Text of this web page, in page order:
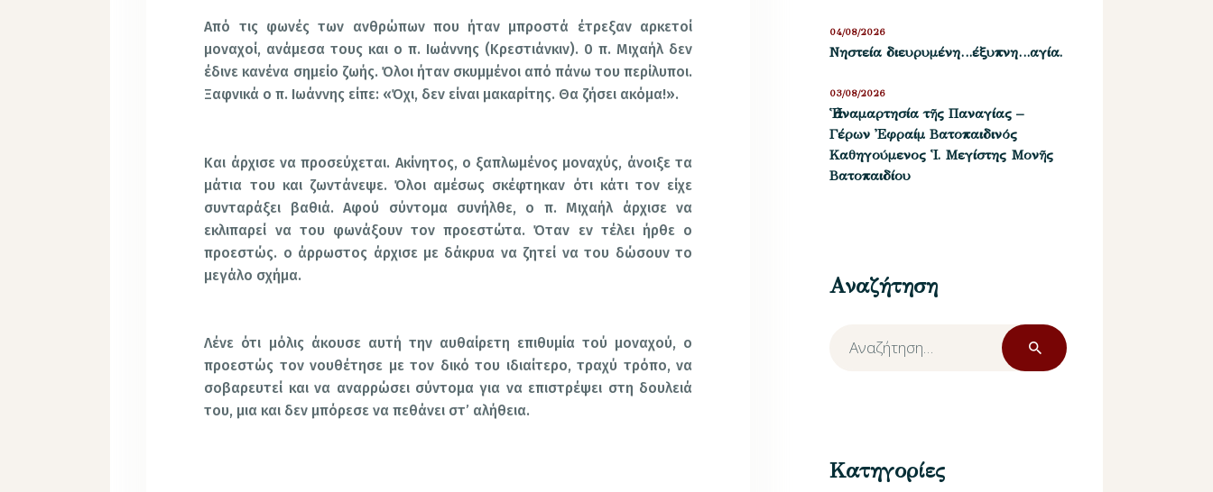
Από τις φωνές των ανθρώπων που ήταν μπροστά έτρεξαν αρκετοί
μοναχοί, ανάμεσα τους και ο π. Ιωάννης (Κρεστιάνκιν). 0 π. Μιχαήλ δεν
έδινε κανένα σημείο ζωής. Όλοι ήταν σκυμμένοι από πάνω του περίλυποι.
Ξαφνικά ο π. Ιωάννης είπε: «Όχι, δεν είναι μακαρίτης. Θα ζήσει ακόμα!».
Και άρχισε να προσεύχεται. Ακίνητος, ο ξαπλωμένος μοναχύς, άνοιξε τα
μάτια του και ζωντάνεψε. Όλοι αμέσως σκέφτηκαν ότι κάτι τον είχε
συνταράξει βαθιά. Αφού σύντομα συνήλθε, ο π. Μιχαήλ άρχισε να
εκλιπαρεί να του φωνάξουν τον προεστώτα. Όταν εν τέλει ήρθε ο
προεστώς. ο άρρωστος άρχισε με δάκρυα να ζητεί να του δώσουν το
μεγάλο σχήμα.
Λένε ότι μόλις άκουσε αυτή την αυθαίρετη επιθυμία τού μοναχού, ο
προεστώς τον νουθέτησε με τον δικό του ιδιαίτερο, τραχύ τρόπο, να
σοβαρευτεί και να αναρρώσει σύντομα για να επιστρέψει στη δουλειά
του, μια και δεν μπόρεσε να πεθάνει στ’ αλήθεια.
Νηστεία διευρυμένη…έξυπνη…αγία.
04/08/2026
Ἡ ἀναμαρτησία τῆς Παναγίας –
Γέρων Ἐφραίμ Βατοπαιδινός
Καθηγούμενος Ἱ. Μεγίστης Μονῆς
Βατοπαιδίου
03/08/2026
Αναζήτηση
Αναζήτηση
για:
Κατηγορίες